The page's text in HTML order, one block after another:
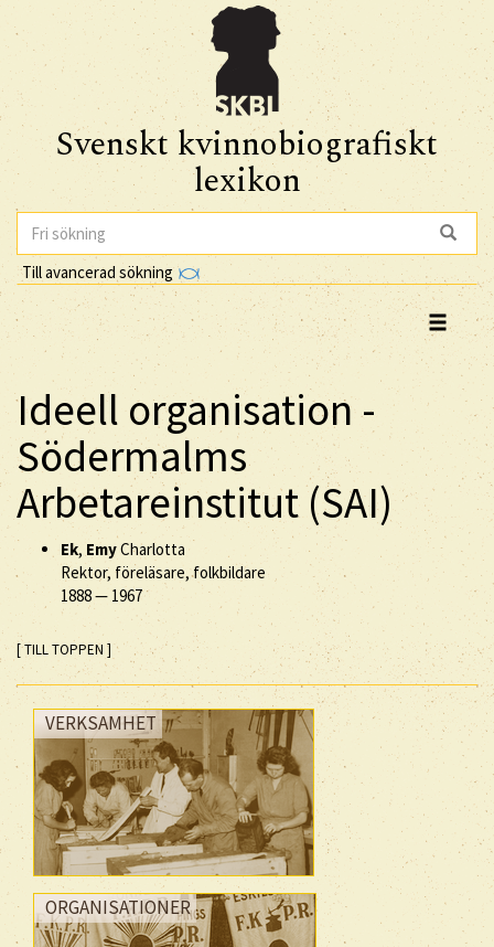
Svenskt kvinnobiografiskt
lexikon
Till avancerad sökning
Ideell organisation -
Södermalms
Arbetareinstitut (SAI)
Ek, EmyCharlotta
Rektor, föreläsare, folkbildare
1888— 1967
[ TILL TOPPEN ]
VERKSAMHET
ORGANISATIONER